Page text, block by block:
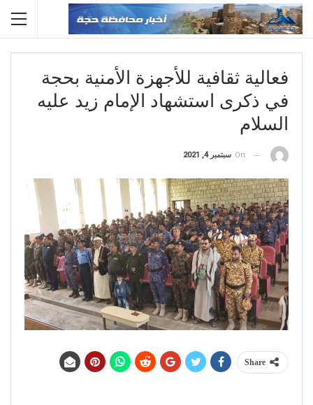
فعالية ثقافية للأجهزة الأمنية بحجة
في ذكرى استشهاد الإمام زيد عليه
السلام
On سبتمبر 4, 2021
Share